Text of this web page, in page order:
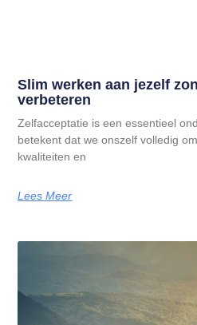
Slim werken aan jezelf
verbeteren
Zelfacceptatie is een essentieel
betekent dat we onszelf volledig
kwaliteiten en
Lees Meer